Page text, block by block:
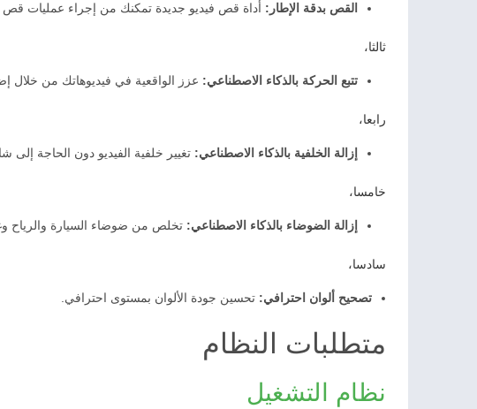
القص بدقة الإطار: أداة قص فيديو جديدة تمكنك من إجراء عمليات قص
ثالثا،
تتبع الحركة بالذكاء الاصطناعي: عزز الواقعية في فيديوهاتك من خلال
رابعا،
إزالة الخلفية بالذكاء الاصطناعي: تغيير خلفية الفيديو دون الحاجة
خامسا،
إزالة الضوضاء بالذكاء الاصطناعي: تخلص من ضوضاء السيارة والرياح
سادسا،
تصحيح ألوان احترافي: تحسين جودة الألوان بمستوى احترافي.
متطلبات النظام
نظام التشغيل